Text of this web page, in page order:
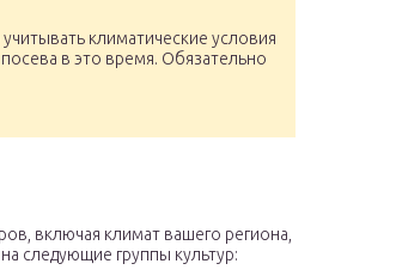
климатические условия
в это время. Обязательно
включая климат вашего региона,
следующие группы культур: